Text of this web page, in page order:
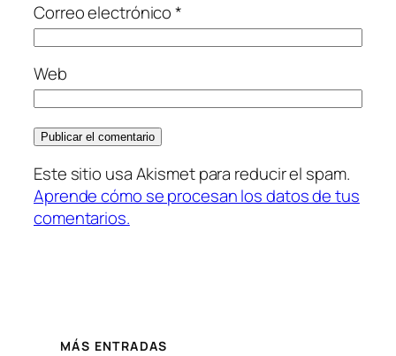
Correo electrónico*
Web
Este sitio usa Akismet para reducir el spam.
Aprende cómo se procesan los datos de tus
comentarios.
MÁS ENTRADAS